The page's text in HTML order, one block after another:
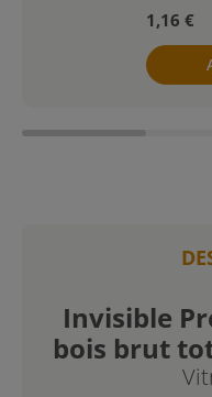
1,16 €
Invisible
bois brut